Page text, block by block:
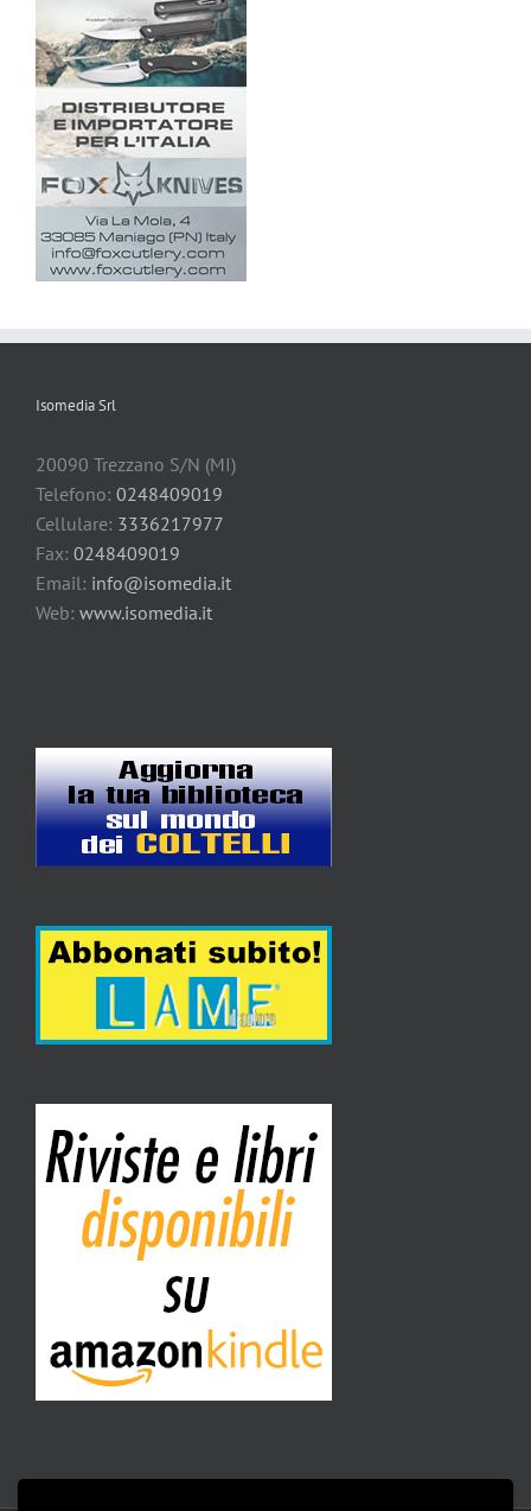
Isomedia Srl
20090 Trezzano S/N (MI)
Telefono: 0248409019
Cellulare: 3336217977
Fax: 0248409019
Email: info@isomedia.it
Web: www.isomedia.it